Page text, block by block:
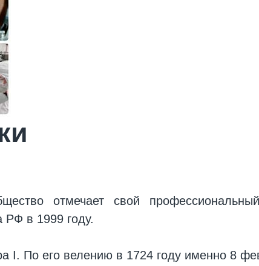
отмечает свой
РФ в 1999 году.
I. По его велению в 1724 году именно 8